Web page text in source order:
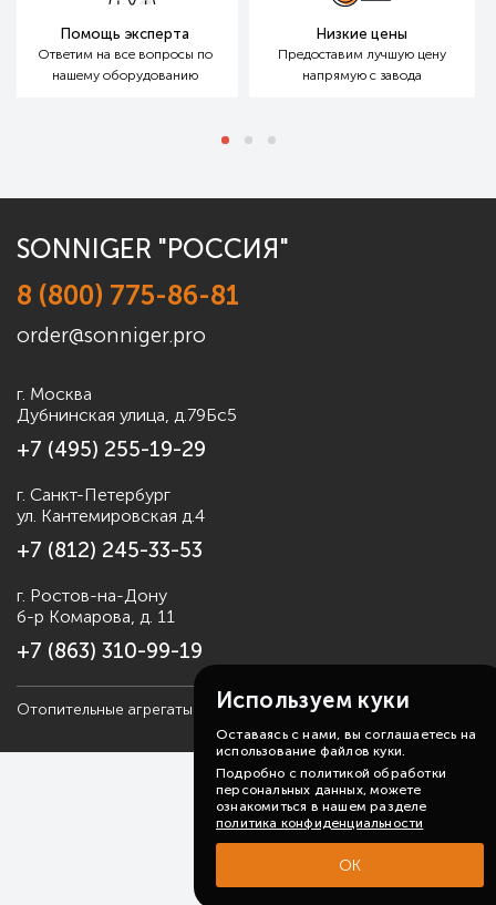
вопросыпо
Низкие цены
Предоставим лучшую цену
напрямую с завода
Бесплатный
Расчет для
маленьких
SONNIGER "РОССИЯ"
8 (800) 775-86-81
order@sonniger.pro
г. Москва
Дубнинская улица, д.79Бс5
+7 (495) 255-19-29
г. Санкт-Петербург
ул. Кантемировская д.4
+7 (812) 245-33-53
г. Ростов-на-Дону
б-р Комарова, д. 11
+7 (863) 310-99-19
Отопительные агрегаты Sonniger, 2006-2026 Карта сайта
Используем куки
Оставаясь с нами, вы соглашаетесь на
использование файлов куки.
Подробно с политикой обработки
персональных данных, можете
ознакомиться в нашем разделе
политика конфиденциальности
ОК